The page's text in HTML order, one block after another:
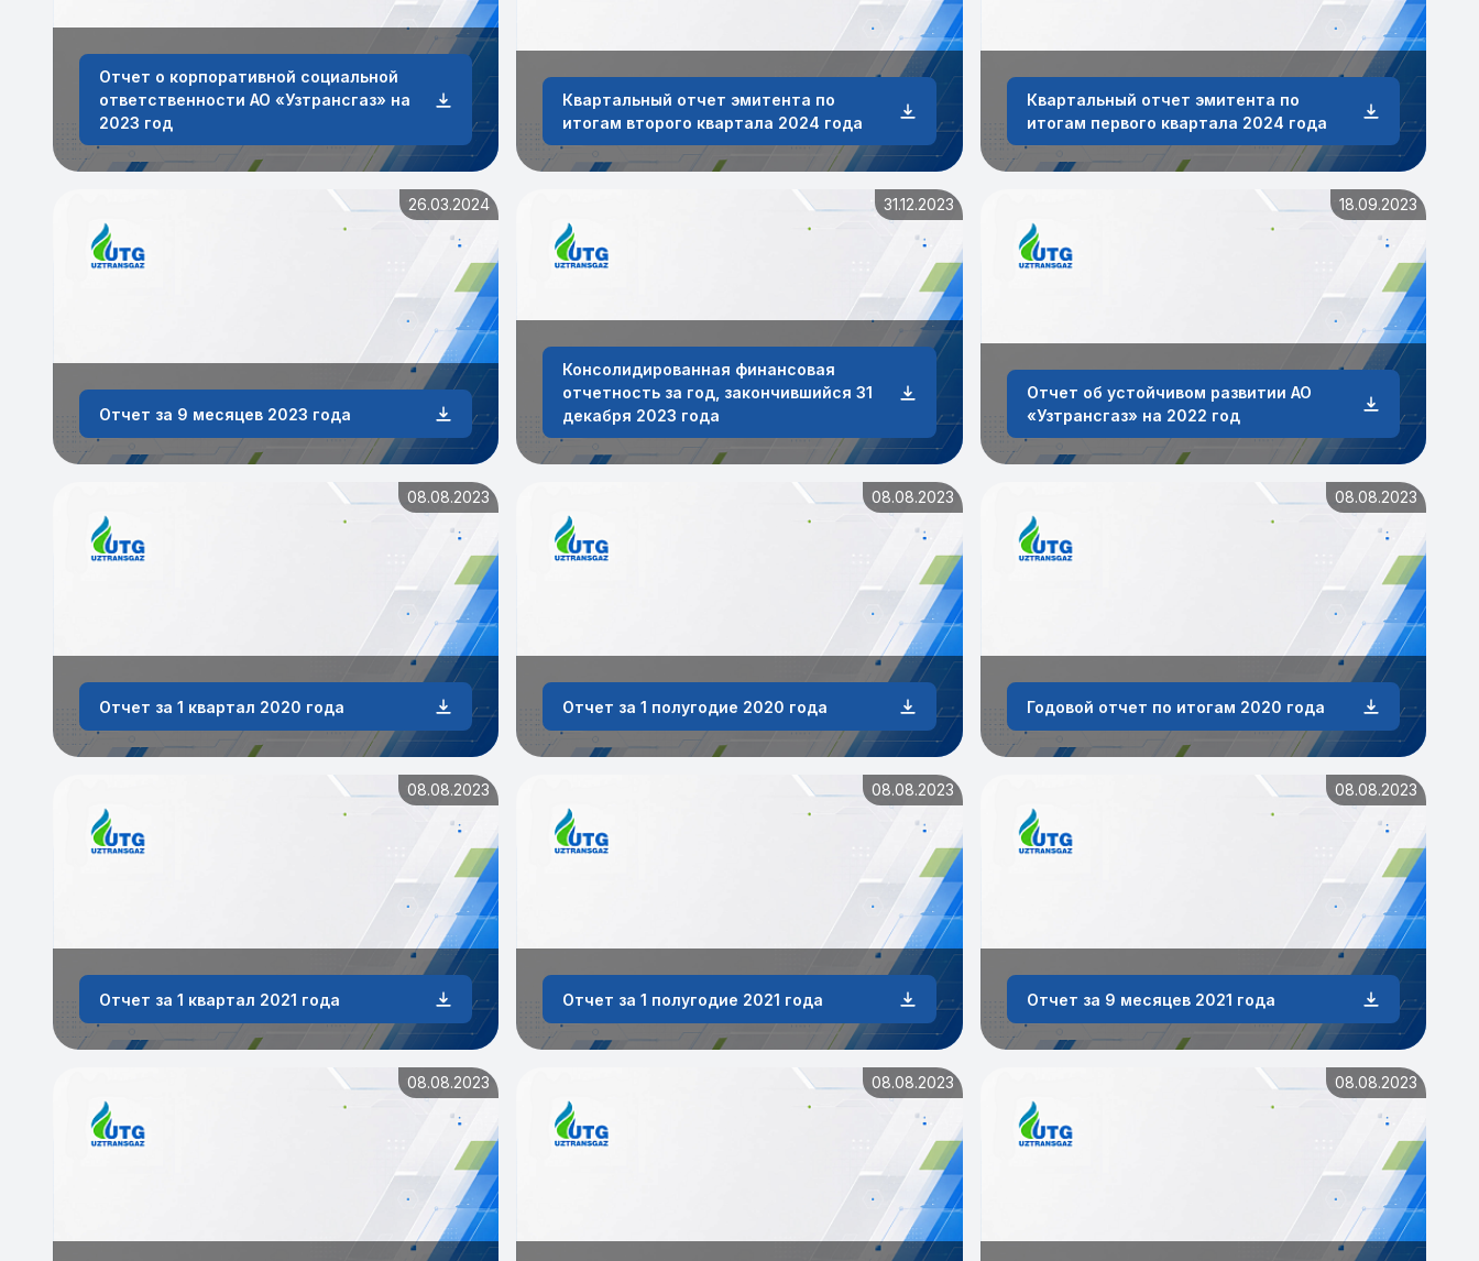
Отчет о корпоративной социальной
ответственности АО «Узтрансгаз» на
2023 год
Квартальный отчет эмитента по
итогам второго квартала 2024 года
Квартальный отчет эмитента по
итогам первого квартала 2024 года
26.03.2024
Отчет за 9 месяцев 2023 года
31.12.2023
Консолидированная финансовая
отчетность за год, закончившийся 31
декабря 2023 года
18.09.2023
Отчет об устойчивом развитии АО
«Узтрансгаз» на 2022 год
08.08.2023
Отчет за 1 квартал 2020 года
08.08.2023
Отчет за 1 полугодие 2020 года
08.08.2023
Годовой отчет по итогам 2020 года
08.08.2023
Отчет за 1 квартал 2021 года
08.08.2023
Отчет за 1 полугодие 2021 года
08.08.2023
Отчет за 9 месяцев 2021 года
08.08.2023 08.08.2023 08.08.2023